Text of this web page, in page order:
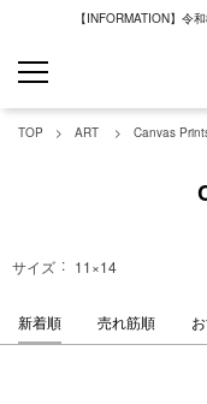
【INFORMATION】令
TOP ART Canvas
サイズ 11×14
新着順 売れ筋順